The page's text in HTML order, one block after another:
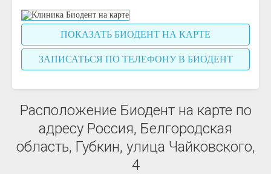
ПОКАЗАТЬ БИОДЕНТ НА КАРТЕ
ЗАПИСАТЬСЯ ПО ТЕЛЕФОНУ В БИОДЕНТ
Расположение Биодент на карте по
адресу Россия, Белгородская
область, Губкин, улица Чайковского,
4